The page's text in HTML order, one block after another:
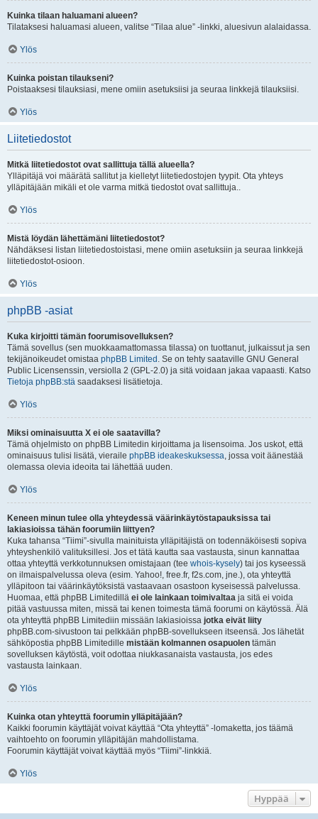
Kuinka tilaan haluamani alueen?
Tilataksesi haluamasi alueen, valitse “Tilaa alue” -linkki, aluesivun alalaidassa.
Ylös
Kuinka poistan tilaukseni?
Poistaaksesi tilauksiasi, mene omiin asetuksiisi ja seuraa linkkejä tilauksiisi.
Ylös
Liitetiedostot
Mitkä liitetiedostot ovat sallittuja tällä alueella?
Ylläpitäjä voi määrätä sallitut ja kielletyt liitetiedostojen tyypit. Ota yhteys
ylläpitäjään mikäli et ole varma mitkä tiedostot ovat sallittuja..
Ylös
Mistä löydän lähettämäni liitetiedostot?
Nähdäksesi listan liitetiedostoistasi, mene omiin asetuksiin ja seuraa linkkejä
liitetiedostot-osioon.
Ylös
phpBB -asiat
Kuka kirjoitti tämän foorumisovelluksen?
Tämä sovellus (sen muokkaamattomassa tilassa) on tuottanut, julkaissut ja sen
tekijänoikeudet omistaa phpBB Limited . Se on tehty saataville GNU General
Public Licensenssin, versiolla 2 (GPL-2.0) ja sitä voidaan jakaa vapaasti. Katso
Tietoja phpBB:stä saadaksesi lisätietoja.
Ylös
Miksi ominaisuutta X ei ole saatavilla?
Tämä ohjelmisto on phpBB Limitedin kirjoittama ja lisensoima. Jos uskot, että
ominaisuus tulisi lisätä, vieraile phpBB ideakeskuksessa, jossa voit äänestää
olemassa olevia ideoita tai lähettää uuden.
Ylös
Keneen minun tulee olla yhteydessä väärinkäytöstapauksissa tai
lakiasioissa tähän foorumiin liittyen?
Kuka tahansa “Tiimi”-sivulla mainituista ylläpitäjistä on todennäköisesti sopiva
yhteyshenkilö valituksillesi. Jos et tätä kautta saa vastausta, sinun kannattaa
ottaa yhteyttä verkkotunnuksen omistajaan (tee whois-kysely) tai jos kyseessä
on ilmaispalvelussa oleva (esim. Yahoo!, free.fr, f2s.com, jne.), ota yhteyttä
ylläpitoon tai väärinkäytöksistä vastaavaan osastoon kyseisessä palvelussa.
Huomaa, että phpBB Limitedillä ei ole lainkaan toimivaltaa ja sitä ei voida
pitää vastuussa miten, missä tai kenen toimesta tämä foorumi on käytössä. Älä
ota yhteyttä phpBB Limitediin missään lakiasioissa jotka eivät liity
phpBB.com-sivustoon tai pelkkään phpBB-sovellukseen itseensä. Jos lähetät
sähköpostia phpBB Limitedille mistään kolmannen osapuolen tämän
sovelluksen käytöstä, voit odottaa niukkasanaista vastausta, jos edes
vastausta lainkaan.
Ylös
Kuinka otan yhteyttä foorumin ylläpitäjään?
Kaikki foorumin käyttäjät voivat käyttää “Ota yhteyttä” -lomaketta, jos täämä
vaihtoehto on foorumin ylläpitäjän mahdollistama.
Foorumin käyttäjät voivat käyttää myös “Tiimi”-linkkiä.
Ylös
Hyppää